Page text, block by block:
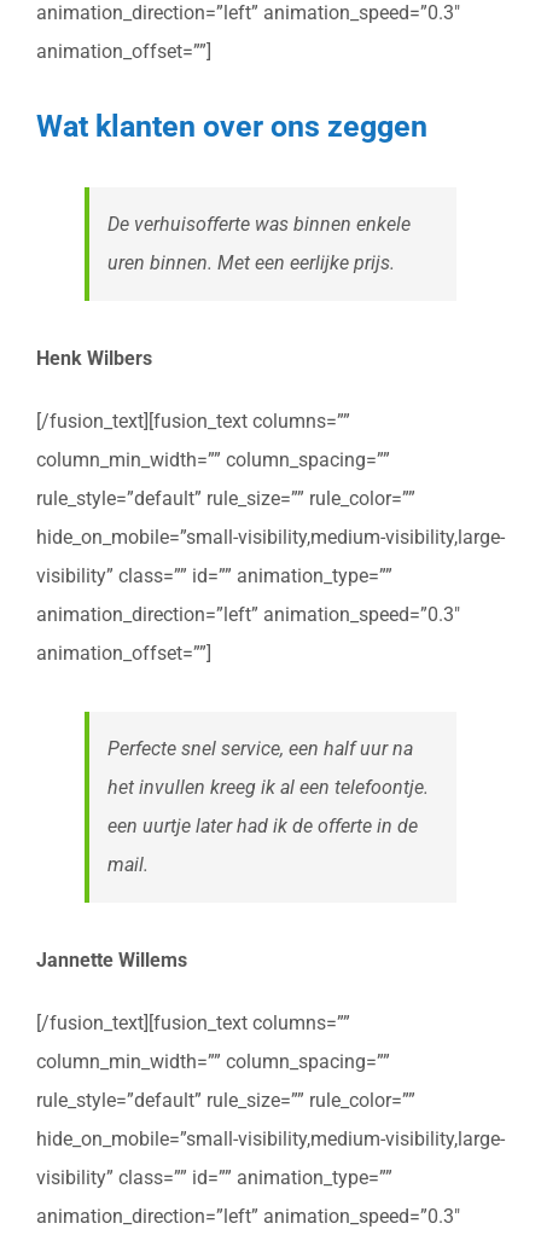
animation_direction=”left” animation_speed=”0.3″
animation_offset=””]
Wat klanten over ons zeggen
De verhuisofferte was binnen enkele
uren binnen. Met een eerlijke prijs.
Henk Wilbers
[/fusion_text][fusion_text columns=””
column_min_width=”” column_spacing=””
rule_style=”default” rule_size=”” rule_color=””
hide_on_mobile=”small-visibility,medium-visibility,large-
visibility” class=”” id=”” animation_type=””
animation_direction=”left” animation_speed=”0.3″
animation_offset=””]
Perfecte snel service, een half uur na
het invullen kreeg ik al een telefoontje.
een uurtje later had ik de offerte in de
mail.
Jannette Willems
[/fusion_text][fusion_text columns=””
column_min_width=”” column_spacing=””
rule_style=”default” rule_size=”” rule_color=””
hide_on_mobile=”small-visibility,medium-visibility,large-
visibility” class=”” id=”” animation_type=””
animation_direction=”left” animation_speed=”0.3″